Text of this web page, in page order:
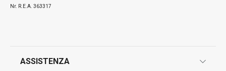
Nr. R.E.A. 363317
ASSISTENZA